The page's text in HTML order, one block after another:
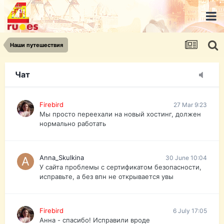
Наши путешествия
Чат
urist.dokument@gmail.com
https://pasport-ua.com/
Телеграмм @uristpassua
Firebird
Друзья - из России без VPN сайт и форум
Firebird 27 Mar 9:23
Мы просто переехали на новый хостинг, должен
нормально работать
Anna_Skulkina 30 June 10:04
У сайта проблемы с сертификатом безопасности,
исправьте, а без впн не открывается увы
Firebird 6 July 17:05
Анна - спасибо! Исправили вроде